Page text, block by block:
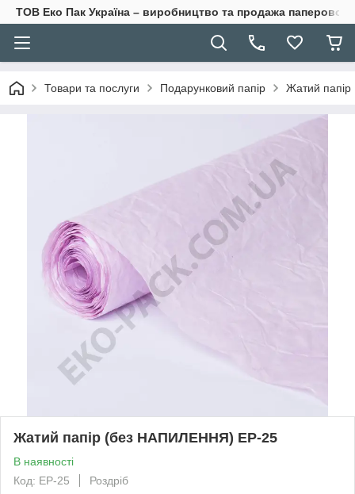
ТОВ Еко Пак Україна – виробництво та продажа паперової
Товари та послуги Подарунковий папір Жатий папір
Жатий папір (без НАПИЛЕННЯ) ЕР-25
В наявності
Код: EP-25
Роздріб